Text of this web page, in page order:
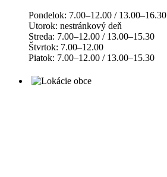
Pondelok: 7.00–12.00 / 13.00–16.30
Utorok: nestránkový deň
Streda: 7.00–12.00 / 13.00–15.30
Štvrtok: 7.00–12.00
Piatok: 7.00–12.00 / 13.00–15.30